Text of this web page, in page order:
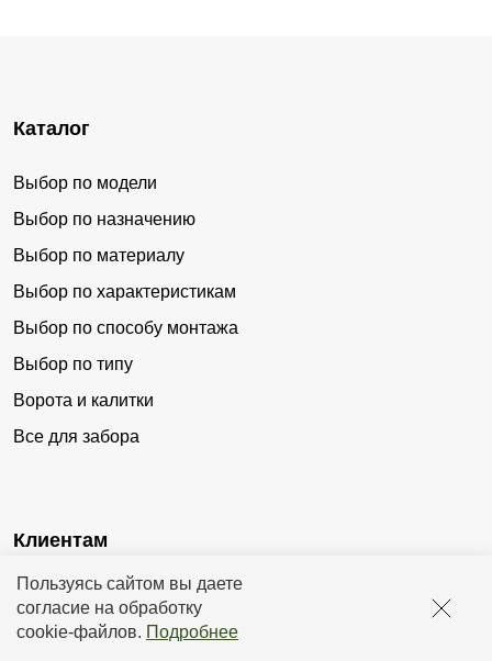
Пользуясь сайтом вы даете
согласие на обработку
cookie-файлов. Подробнее
Каталог
Выбор по модели
Выбор по назначению
Выбор по материалу
Выбор по характеристикам
Выбор по способу монтажа
Выбор по типу
Ворота и калитки
Все для забора
Клиентам
Доставка
Оплата